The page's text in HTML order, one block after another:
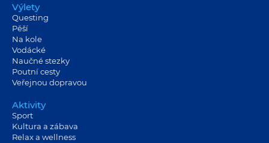
Výlety
Questing
Pěší
Na kole
Vodácké
Naučné stezky
Poutní cesty
Veřejnou dopravou
Aktivity
Sport
Kultura a zábava
Relax a wellness